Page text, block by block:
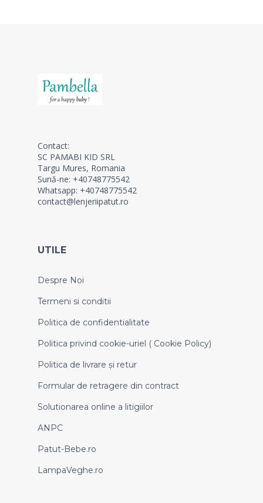
Contact:
SC PAMABI KID SRL
Targu Mures, Romania
Sună-ne: +40748775542
Whatsapp: +40748775542
contact@lenjeriipatut.ro
UTILE
Despre Noi
Termeni si conditii
Politica de confidentialitate
Politica privind cookie-uriel ( Cookie Policy)
Politica de livrare și retur
Formular de retragere din contract
Solutionarea online a litigiilor
ANPC
Patut-Bebe.ro
LampaVeghe.ro